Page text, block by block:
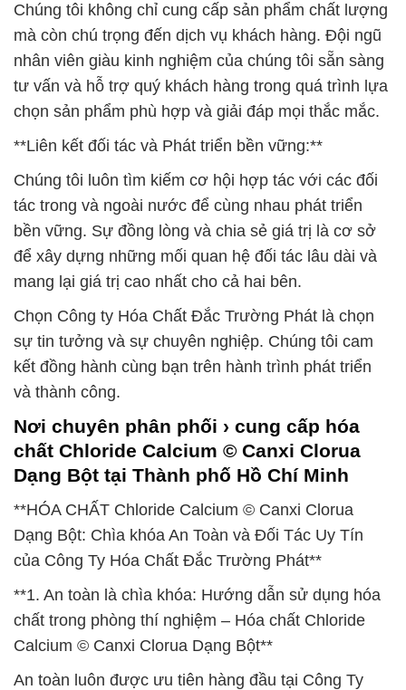
Chúng tôi không chỉ cung cấp sản phẩm chất lượng
mà còn chú trọng đến dịch vụ khách hàng. Đội ngũ
nhân viên giàu kinh nghiệm của chúng tôi sẵn sàng
tư vấn và hỗ trợ quý khách hàng trong quá trình lựa
chọn sản phẩm phù hợp và giải đáp mọi thắc mắc.
**Liên kết đối tác và Phát triển bền vững:**
Chúng tôi luôn tìm kiếm cơ hội hợp tác với các đối
tác trong và ngoài nước để cùng nhau phát triển
bền vững. Sự đồng lòng và chia sẻ giá trị là cơ sở
để xây dựng những mối quan hệ đối tác lâu dài và
mang lại giá trị cao nhất cho cả hai bên.
Chọn Công ty Hóa Chất Đắc Trường Phát là chọn
sự tin tưởng và sự chuyên nghiệp. Chúng tôi cam
kết đồng hành cùng bạn trên hành trình phát triển
và thành công.
Nơi chuyên phân phối › cung cấp hóa
chất Chloride Calcium © Canxi Clorua
Dạng Bột tại Thành phố Hồ Chí Minh
**HÓA CHẤT Chloride Calcium © Canxi Clorua
Dạng Bột: Chìa khóa An Toàn và Đối Tác Uy Tín
của Công Ty Hóa Chất Đắc Trường Phát**
**1. An toàn là chìa khóa: Hướng dẫn sử dụng hóa
chất trong phòng thí nghiệm – Hóa chất Chloride
Calcium © Canxi Clorua Dạng Bột**
An toàn luôn được ưu tiên hàng đầu tại Công Ty